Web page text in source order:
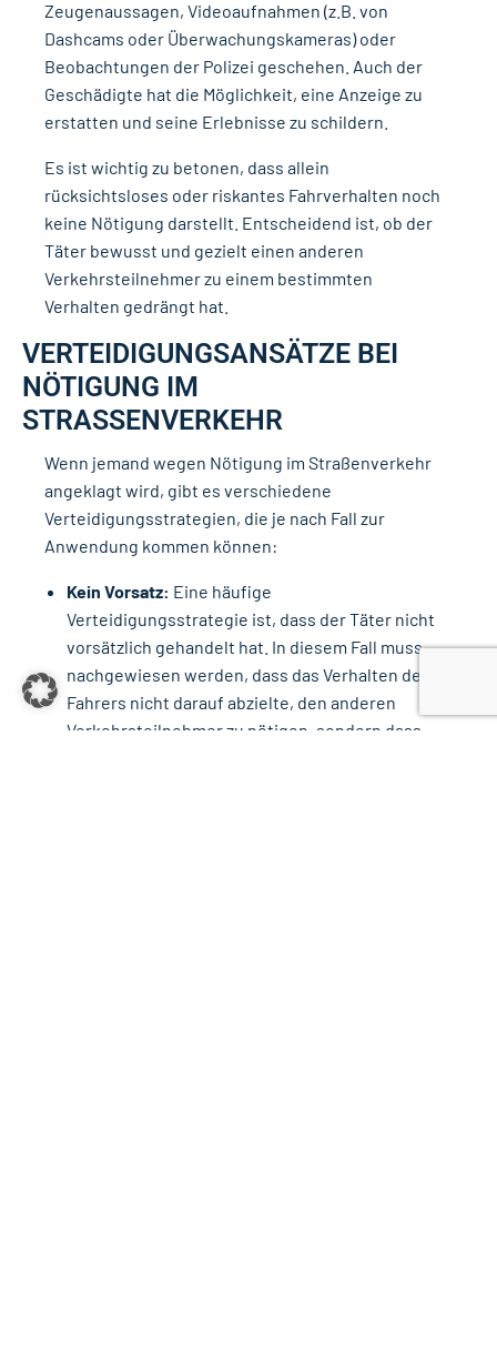
Zeugenaussagen, Videoaufnahmen (z.B. von
Dashcams oder Überwachungskameras) oder
Beobachtungen der Polizei geschehen. Auch der
Geschädigte hat die Möglichkeit, eine Anzeige zu
erstatten und seine Erlebnisse zu schildern.
Es ist wichtig zu betonen, dass allein
rücksichtsloses oder riskantes Fahrverhalten noch
keine Nötigung darstellt. Entscheidend ist, ob der
Täter bewusst und gezielt einen anderen
Verkehrsteilnehmer zu einem bestimmten
Verhalten gedrängt hat.
VERTEIDIGUNGSANSÄTZE BEI
NÖTIGUNG IM
STRASSENVERKEHR
Wenn jemand wegen Nötigung im Straßenverkehr
angeklagt wird, gibt es verschiedene
Verteidigungsstrategien, die je nach Fall zur
Anwendung kommen können:
Kein Vorsatz: Eine häufige
Verteidigungsstrategie ist, dass der Täter nicht
vorsätzlich gehandelt hat. In diesem Fall muss
nachgewiesen werden, dass das Verhalten des
Fahrers nicht darauf abzielte, den anderen
Verkehrsteilnehmer zu nötigen, sondern dass